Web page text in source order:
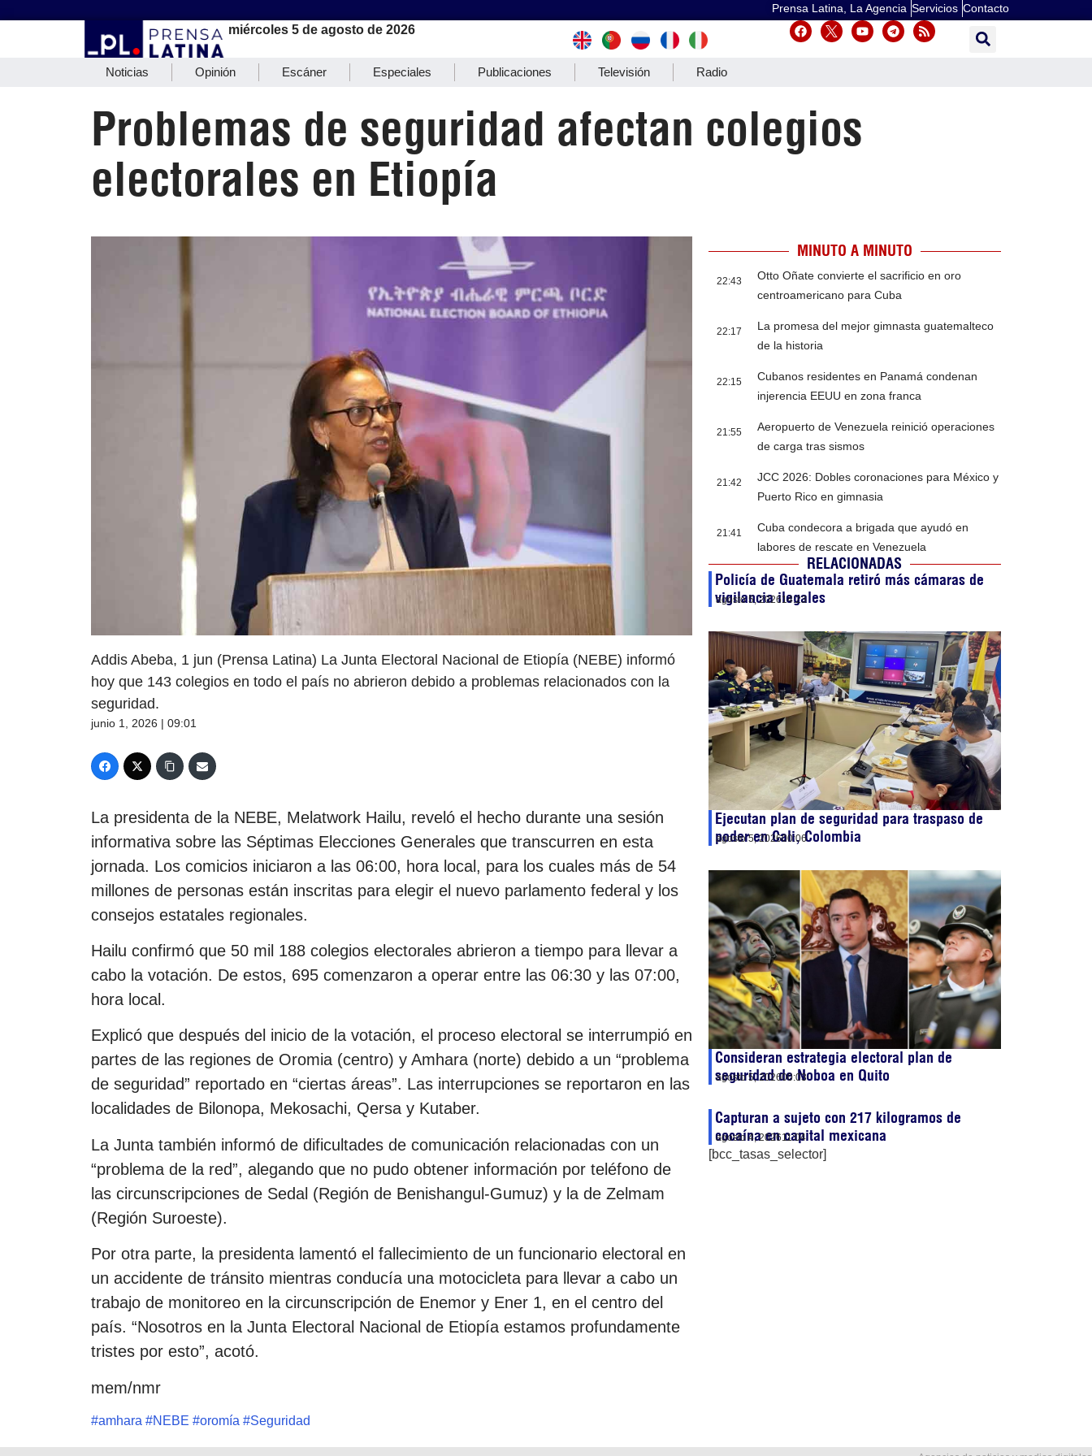
Prensa Latina, La Agencia Servicios Contacto
miércoles 5 de agosto de 2026
Noticias Opinión Escáner Especiales Publicaciones Televisión Radio
Problemas de seguridad afectan colegios
electorales en Etiopía
Addis Abeba, 1 jun (Prensa Latina) La Junta Electoral Nacional de Etiopía (NEBE) informó
hoy que 143 colegios en todo el país no abrieron debido a problemas relacionados con la
seguridad.
junio 1, 2026 | 09:01
La presidenta de la NEBE, Melatwork Hailu, reveló el hecho durante una sesión
informativa sobre las Séptimas Elecciones Generales que transcurren en esta
jornada. Los comicios iniciaron a las 06:00, hora local, para los cuales más de 54
millones de personas están inscritas para elegir el nuevo parlamento federal y los
consejos estatales regionales.
Hailu confirmó que 50 mil 188 colegios electorales abrieron a tiempo para llevar a
cabo la votación. De estos, 695 comenzaron a operar entre las 06:30 y las 07:00,
hora local.
Explicó que después del inicio de la votación, el proceso electoral se interrumpió en
partes de las regiones de Oromia (centro) y Amhara (norte) debido a un “problema
de seguridad” reportado en “ciertas áreas”. Las interrupciones se reportaron en las
localidades de Bilonopa, Mekosachi, Qersa y Kutaber.
La Junta también informó de dificultades de comunicación relacionadas con un
“problema de la red”, alegando que no pudo obtener información por teléfono de
las circunscripciones de Sedal (Región de Benishangul-Gumuz) y la de Zelmam
(Región Suroeste).
Por otra parte, la presidenta lamentó el fallecimiento de un funcionario electoral en
un accidente de tránsito mientras conducía una motocicleta para llevar a cabo un
trabajo de monitoreo en la circunscripción de Enemor y Ener 1, en el centro del
país. “Nosotros en la Junta Electoral Nacional de Etiopía estamos profundamente
tristes por esto”, acotó.
mem/nmr
#amhara #NEBE #oromía #Seguridad
MINUTO A MINUTO
22:43
Otto Oñate convierte el sacrificio en oro
centroamericano para Cuba
22:17
La promesa del mejor gimnasta guatemalteco
de la historia
22:15
Cubanos residentes en Panamá condenan
injerencia EEUU en zona franca
21:55
Aeropuerto de Venezuela reinició operaciones
de carga tras sismos
21:42
JCC 2026: Dobles coronaciones para México y
Puerto Rico en gimnasia
21:41
Cuba condecora a brigada que ayudó en
labores de rescate en Venezuela
RELACIONADAS
Policía de Guatemala retiró más cámaras de
vigilancia ilegales
agosto 5, 202614:23
Ejecutan plan de seguridad para traspaso de
poder en Cali, Colombia
agosto 5, 202600:06
Consideran estrategia electoral plan de
seguridad de Noboa en Quito
agosto 5, 202600:03
Capturan a sujeto con 217 kilogramos de
cocaína en capital mexicana
agosto 4, 202611:04
[bcc_tasas_selector]